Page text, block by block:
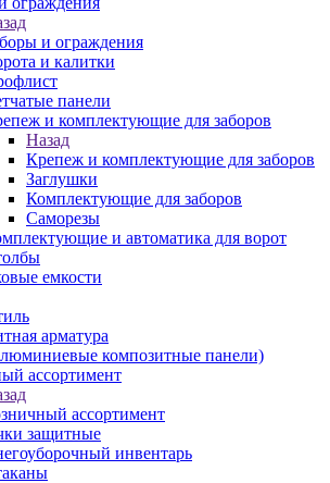
и ограждения
и калитки
панели
и комплектующие для заборов
Назад
Крепеж и комплектующие для заборов
Заглушки
Комплектующие для заборов
Саморезы
и автоматика для ворот
емкости
арматура
композитные панели)
ассортимент
ассортимент
защитные
инвентарь